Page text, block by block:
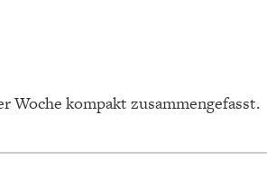
kompakt zusammengefasst.